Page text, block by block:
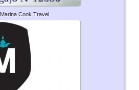
Marina Cook Travel